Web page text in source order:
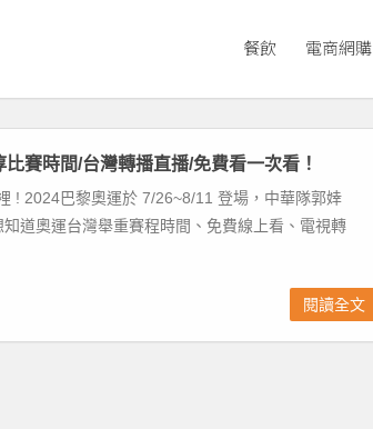
餐飲 電商網購
比賽時間/台灣轉播直播/免費看一次看！
! 2024巴黎奧運於 7/26~8/11 登場，中華隊郭婞
道奧運台灣舉重賽程時間、免費線上看、電視轉
閱讀全文